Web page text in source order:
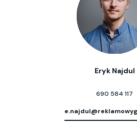
Eryk Najdul
690 584 117